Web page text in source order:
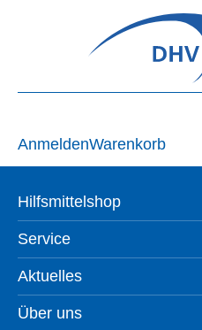
AnmeldenWarenkorb
Hilfsmittelshop
Service
Aktuelles
Über uns